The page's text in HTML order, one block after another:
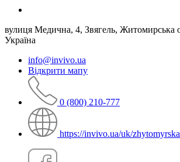
вулиця Медична, 4, Звягель, Житомирська
Україна
info@invivo.ua
Відкрити мапу
0 (800) 210-777
https://invivo.ua/uk/